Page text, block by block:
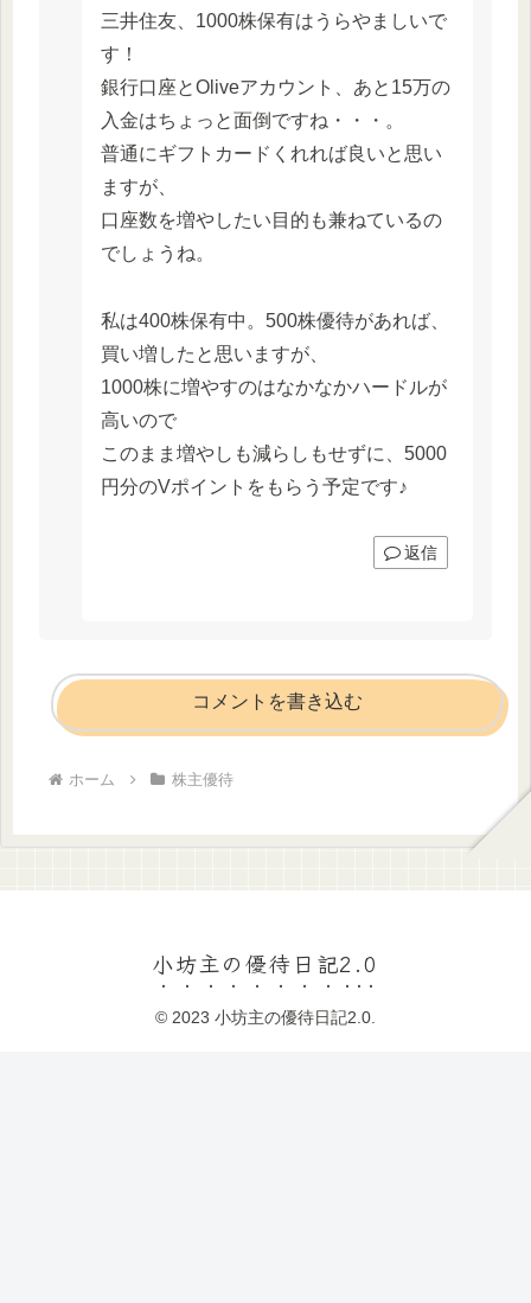
三井住友、1000株保有はうらやましいで
す！
銀行口座とOliveアカウント、あと15万の
入金はちょっと面倒ですね・・・。
普通にギフトカードくれれば良いと思い
ますが、
口座数を増やしたい目的も兼ねているの
でしょうね。
私は400株保有中。500株優待があれば、
買い増したと思いますが、
1000株に増やすのはなかなかハードルが
高いので
このまま増やしも減らしもせずに、5000
円分のVポイントをもらう予定です♪
返信
コメントを書き込む
ホーム 株主優待
小坊主の優待日記2.0
© 2023 小坊主の優待日記2.0.